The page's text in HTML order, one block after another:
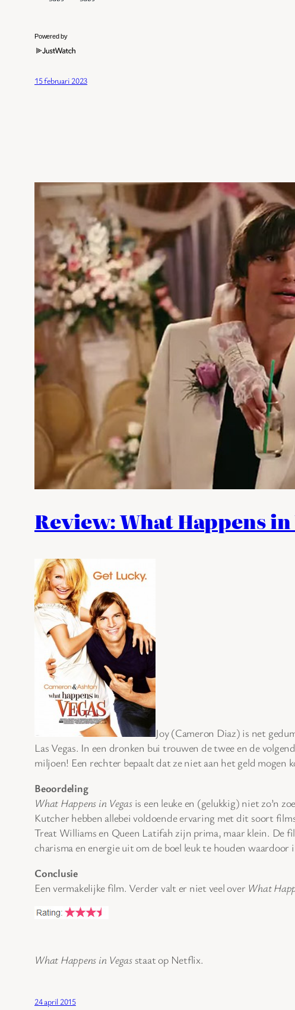
Powered by
15 februari 2023
Review: What Happens in
Joy (Cameron Diaz) is net
Las Vegas. In een dronken bui trouwen de twee en de
miljoen! Een rechter bepaalt dat ze niet aan het geld mogen
Beoordeling
What Happens in Vegasis een leuke en (gelukkig) niet zo’n
Kutcher hebben allebei voldoende ervaring met dit soort
Treat Williams en Queen Latifah zijn prima, maar klein. De
charisma en energie uit om de boel leuk te houden
Conclusie
Een vermakelijke film. Verder valt er niet veel over What
What Happens in Vegasstaat op Netflix.
24 april 2015